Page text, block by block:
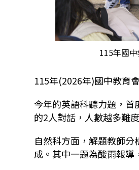
115年國
115年(2026年)國中教育
今年的英語科聽力題，
的2人對話，人數越多難
自然科方面，解題教師分
成。 其中一題為酸雨報導